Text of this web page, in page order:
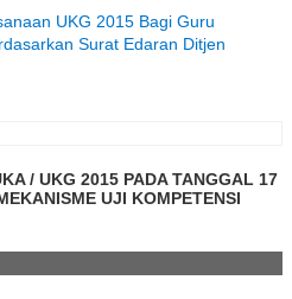
UKG 2015 Bagi Guru
Surat Edaran Ditjen
/ UKG 2015 PADA TANGGAL 17
UJI KOMPETENSI